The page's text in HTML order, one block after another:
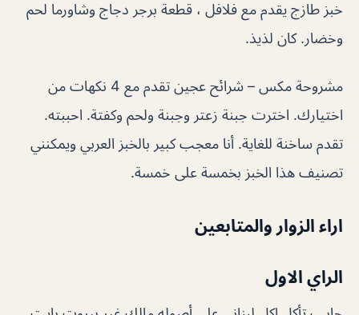
خبز طازج يقدم مع فلافل ، قطعة برجر دجاج وشاورما لحم
وخضار. كان لذيذ.
مشروحة مكس – شرائح عجين تقدم مع 4 نكهات من
اختيارك. اخترت جبنة زعتر وجبنة ولحم وكفتة. احببته.
تقدم ساخنة للغاية. أنا معجب كبير بالخبز العربي ويمكنني
تصنيف هذا الخبز بخمسة على خمسة.
اراء الزوار والمتابعين
الراي الاول